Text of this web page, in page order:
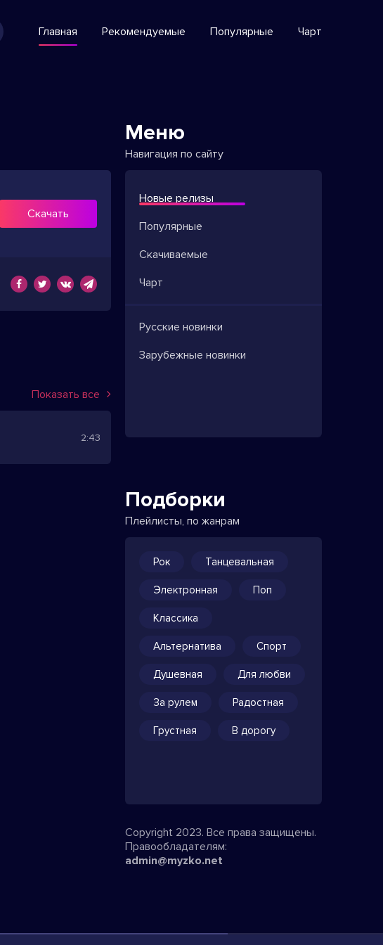
Главная Рекомендуемые Популярные Чарт
Скачать
Показать все
2:43
Меню
Навигация по сайту
Новые релизы
Популярные
Скачиваемые
Чарт
Русские новинки
Зарубежные новинки
Подборки
Плейлисты, по жанрам
Рок Танцевальная
Электронная Поп
Классика
Альтернатива Спорт
Душевная Для любви
За рулем Радостная
Грустная В дорогу
Copyright 2023. Все права защищены.
Правообладателям:
admin@myzko.net